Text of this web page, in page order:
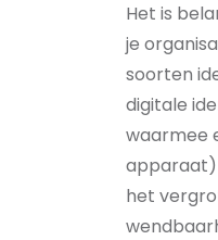
Het is
je
soorten
digitale
waarmee
apparaat)
het